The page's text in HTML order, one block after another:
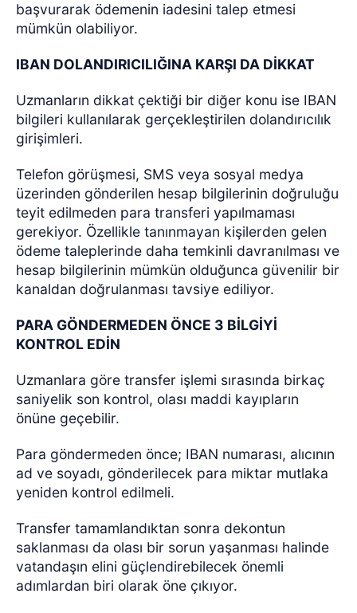
başvurarak ödemenin iadesini talep etmesi
mümkün olabiliyor.
IBAN DOLANDIRICILIĞINA KARŞI DA DİKKAT
Uzmanların dikkat çektiği bir diğer konu ise IBAN
bilgileri kullanılarak gerçekleştirilen dolandırıcılık
girişimleri.
Telefon görüşmesi, SMS veya sosyal medya
üzerinden gönderilen hesap bilgilerinin doğruluğu
teyit edilmeden para transferi yapılmaması
gerekiyor. Özellikle tanınmayan kişilerden gelen
ödeme taleplerinde daha temkinli davranılması ve
hesap bilgilerinin mümkün olduğunca güvenilir bir
kanaldan doğrulanması tavsiye ediliyor.
PARA GÖNDERMEDEN ÖNCE 3 BİLGİYİ
KONTROL EDİN
Uzmanlara göre transfer işlemi sırasında birkaç
saniyelik son kontrol, olası maddi kayıpların
önüne geçebilir.
Para göndermeden önce; IBAN numarası, alıcının
ad ve soyadı, gönderilecek para miktar mutlaka
yeniden kontrol edilmeli.
Transfer tamamlandıktan sonra dekontun
saklanması da olası bir sorun yaşanması halinde
vatandaşın elini güçlendirebilecek önemli
adımlardan biri olarak öne çıkıyor.